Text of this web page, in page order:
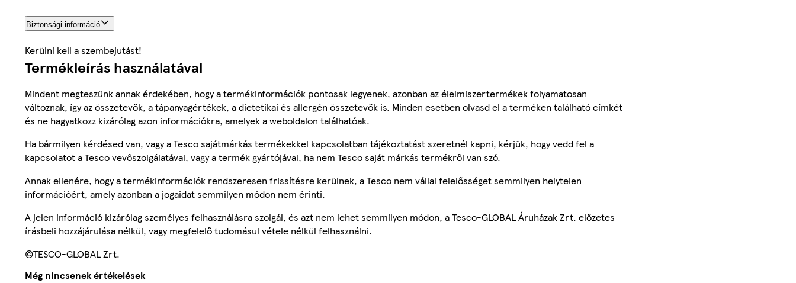
Biztonsági információ
Kerülni kell a szembejutást!
Termékleírás használatával
Mindent megteszünk annak érdekében, hogy a termékinformációk pontosak legyenek, azonban az élelmiszertermékek folyamatosan
változnak, így az összetevők, a tápanyagértékek, a dietetikai és allergén összetevők is. Minden esetben olvasd el a terméken található címkét
és ne hagyatkozz kizárólag azon információkra, amelyek a weboldalon találhatóak.
Ha bármilyen kérdésed van, vagy a Tesco sajátmárkás termékekkel kapcsolatban tájékoztatást szeretnél kapni, kérjük, hogy vedd fel a
kapcsolatot a Tesco vevőszolgálatával, vagy a termék gyártójával, ha nem Tesco saját márkás termékről van szó.
Annak ellenére, hogy a termékinformációk rendszeresen frissítésre kerülnek, a Tesco nem vállal felelősséget semmilyen helytelen
információért, amely azonban a jogaidat semmilyen módon nem érinti.
A jelen információ kizárólag személyes felhasználásra szolgál, és azt nem lehet semmilyen módon, a Tesco-GLOBAL Áruházak Zrt. előzetes
írásbeli hozzájárulása nélkül, vagy megfelelő tudomásul vétele nélkül felhasználni.
©TESCO-GLOBAL Zrt.
Még nincsenek értékelések